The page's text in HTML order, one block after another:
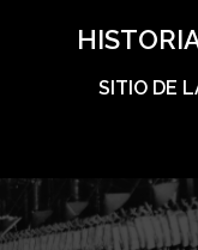
SITIO DE